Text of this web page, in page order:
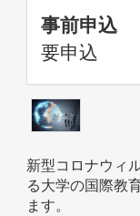
事前申込
要申込
新型コロナウィ
る大学の国際教
ます。